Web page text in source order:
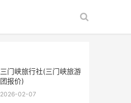
三门峡旅行社(三门峡旅游
团报价)
2026-02-07